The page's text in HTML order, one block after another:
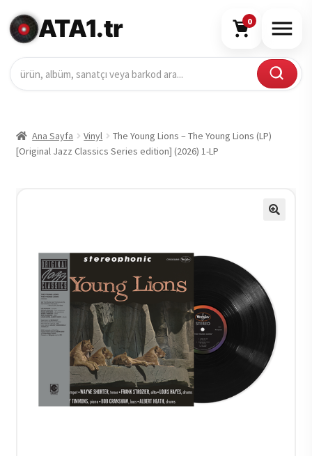
ATA1.tr 0
Ana Sayfa Vinyl
The Young Lions – The Young Lions (LP)
[Original Jazz Classics Series edition] (2026) 1-LP